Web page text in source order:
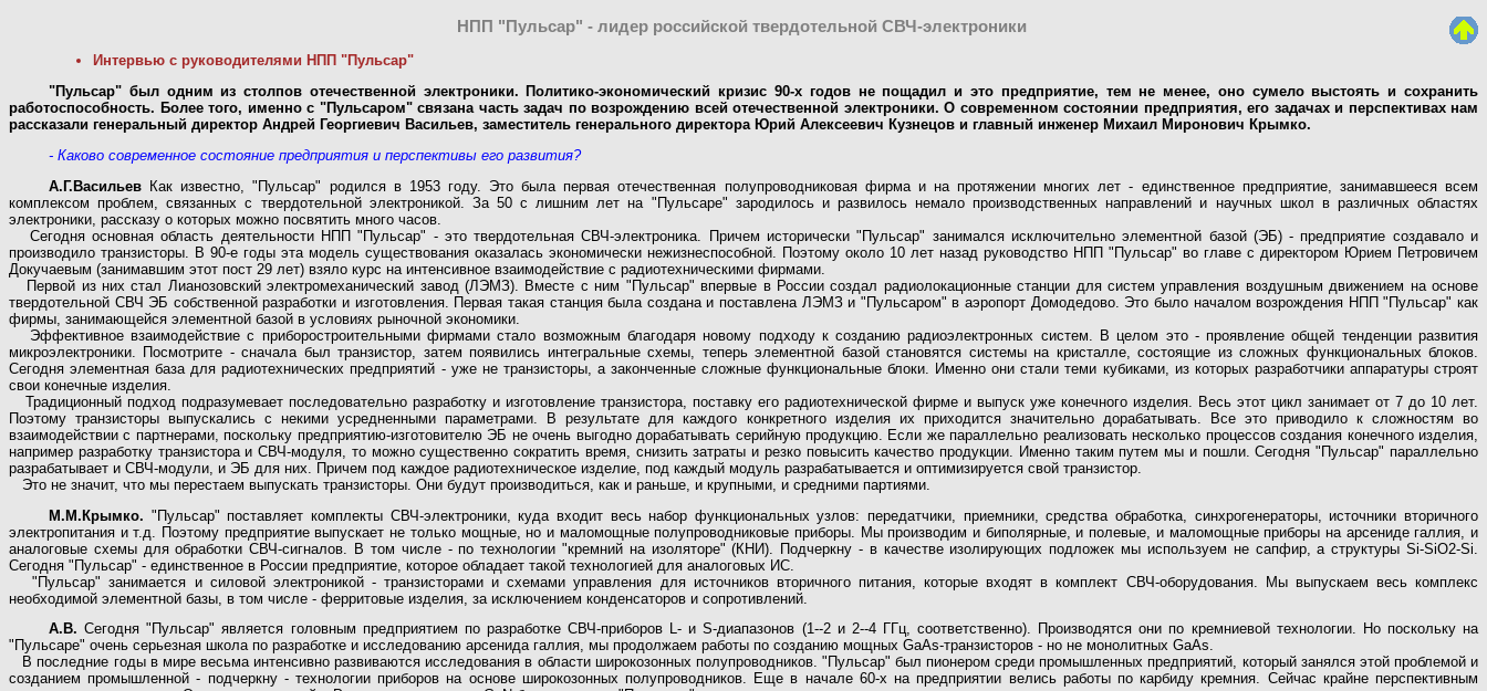
НПП "Пульсар" - лидер российской твердотельной СВЧ-электроники
Интервью с руководителями НПП "Пульсар"
"Пульсар" был одним из столпов отечественной электроники. Политико-экономический кризис 90-х годов не пощадил и это предприятие, тем не менее, оно сумело выстоять и сохранить
работоспособность. Более того, именно с "Пульсаром" связана часть задач по возрождению всей отечественной электроники. О современном состоянии предприятия, его задачах и перспективах нам
рассказали генеральный директор Андрей Георгиевич Васильев, заместитель генерального директора Юрий Алексеевич Кузнецов и главный инженер Михаил Миронович Крымко.
- Каково современное состояние предприятия и перспективы его развития?
А.Г.Васильев Как известно, "Пульсар" родился в 1953 году. Это была первая отечественная полупроводниковая фирма и на протяжении многих лет - единственное предприятие, занимавшееся всем
комплексом проблем, связанных с твердотельной электроникой. За 50 с лишним лет на "Пульсаре" зародилось и развилось немало производственных направлений и научных школ в различных областях
электроники, рассказу о которых можно посвятить много часов.
Сегодня основная область деятельности НПП "Пульсар" - это твердотельная СВЧ-электроника. Причем исторически "Пульсар" занимался исключительно элементной базой (ЭБ) - предприятие создавало и
производило транзисторы. В 90-е годы эта модель существования оказалась экономически нежизнеспособной. Поэтому около 10 лет назад руководство НПП "Пульсар" во главе с директором Юрием Петровичем
Докучаевым (занимавшим этот пост 29 лет) взяло курс на интенсивное взаимодействие с радиотехническими фирмами.
Первой из них стал Лианозовский электромеханический завод (ЛЭМЗ). Вместе с ним "Пульсар" впервые в России создал радиолокационные станции для систем управления воздушным движением на основе
твердотельной СВЧ ЭБ собственной разработки и изготовления. Первая такая станция была создана и поставлена ЛЭМЗ и "Пульсаром" в аэропорт Домодедово. Это было началом возрождения НПП "Пульсар" как
фирмы, занимающейся элементной базой в условиях рыночной экономики.
Эффективное взаимодействие с приборостроительными фирмами стало возможным благодаря новому подходу к созданию радиоэлектронных систем. В целом это - проявление общей тенденции развития
микроэлектроники. Посмотрите - сначала был транзистор, затем появились интегральные схемы, теперь элементной базой становятся системы на кристалле, состоящие из сложных функциональных блоков.
Сегодня элементная база для радиотехнических предприятий - уже не транзисторы, а законченные сложные функциональные блоки. Именно они стали теми кубиками, из которых разработчики аппаратуры строят
свои конечные изделия.
Традиционный подход подразумевает последовательно разработку и изготовление транзистора, поставку его радиотехнической фирме и выпуск уже конечного изделия. Весь этот цикл занимает от 7 до 10 лет.
Поэтому транзисторы выпускались с некими усредненными параметрами. В результате для каждого конкретного изделия их приходится значительно дорабатывать. Все это приводило к сложностям во
взаимодействии с партнерами, поскольку предприятию-изготовителю ЭБ не очень выгодно дорабатывать серийную продукцию. Если же параллельно реализовать несколько процессов создания конечного изделия,
например разработку транзистора и СВЧ-модуля, то можно существенно сократить время, снизить затраты и резко повысить качество продукции. Именно таким путем мы и пошли. Сегодня "Пульсар" параллельно
разрабатывает и СВЧ-модули, и ЭБ для них. Причем под каждое радиотехническое изделие, под каждый модуль разрабатывается и оптимизируется свой транзистор.
Это не значит, что мы перестаем выпускать транзисторы. Они будут производиться, как и раньше, и крупными, и средними партиями.
М.М.Крымко. "Пульсар" поставляет комплекты СВЧ-электроники, куда входит весь набор функциональных узлов: передатчики, приемники, средства обработка, синхрогенераторы, источники вторичного
электропитания и т.д. Поэтому предприятие выпускает не только мощные, но и маломощные полупроводниковые приборы. Мы производим и биполярные, и полевые, и маломощные приборы на арсениде галлия, и
аналоговые схемы для обработки СВЧ-сигналов. В том числе - по технологии "кремний на изоляторе" (КНИ). Подчеркну - в качестве изолирующих подложек мы используем не сапфир, а структуры Si-SiO2-Si.
Сегодня "Пульсар" - единственное в России предприятие, которое обладает такой технологией для аналоговых ИС.
"Пульсар" занимается и силовой электроникой - транзисторами и схемами управления для источников вторичного питания, которые входят в комплект СВЧ-оборудования. Мы выпускаем весь комплекс
необходимой элементной базы, в том числе - ферритовые изделия, за исключением конденсаторов и сопротивлений.
А.В. Сегодня "Пульсар" является головным предприятием по разработке СВЧ-приборов L- и S-диапазонов (1--2 и 2--4 ГГц, соответственно). Производятся они по кремниевой технологии. Но поскольку на
"Пульсаре" очень серьезная школа по разработке и исследованию арсенида галлия, мы продолжаем работы по созданию мощных GaAs-транзисторов - но не монолитных GaAs.
В последние годы в мире весьма интенсивно развиваются исследования в области широкозонных полупроводников. "Пульсар" был пионером среди промышленных предприятий, который занялся этой проблемой и
созданием промышленной - подчеркну - технологии приборов на основе широкозонных полупроводников. Еще в начале 60-х на предприятии велись работы по карбиду кремния. Сейчас крайне перспективным